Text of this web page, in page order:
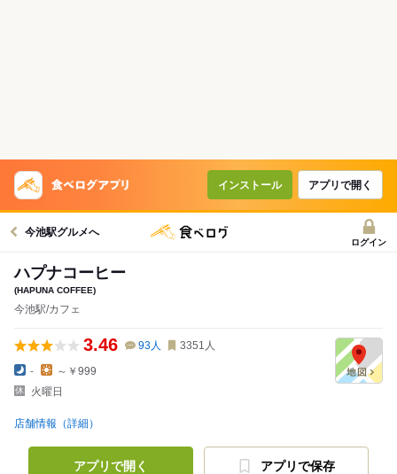
インストール アプリで開く
今池駅グルメへ
ログイン
ハプナコーヒー
(HAPUNA COFFEE)
今池駅/カフェ
3.46 93人 3351 人
-
～￥999
火曜日
店舗情報（詳細）
アプリで開く アプリで保存